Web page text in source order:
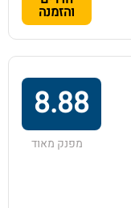
והזמנה
8.88
מפנק מאוד